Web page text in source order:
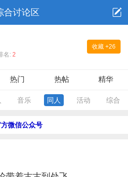
合讨论区
收藏 +26
名: 2
热门 热帖 精华
音乐 同人 活动 综合
微信公众号